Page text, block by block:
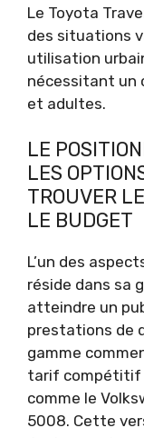
Le Toyota
des situations
utilisation
nécessitant un
et adultes.
LE
LES
TROUVER
LE BUDGET
L’un des
réside dans sa
atteindre un
prestations de
gamme
tarif compétitif
comme le
5008. Cette